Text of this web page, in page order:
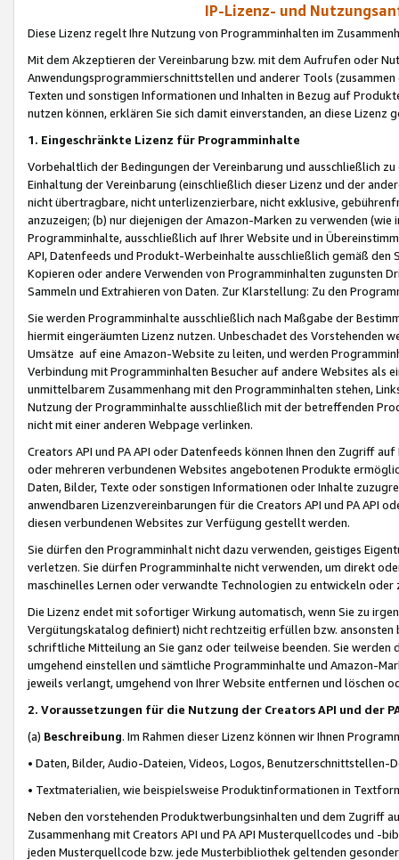
IP-Lizenz- und
Diese Lizenz regelt Ihre Nutzung von Programminhalten im
Mit dem Akzeptieren der Vereinbarung bzw. mit dem Aufrufen oder
Anwendungsprogrammierschnittstellen und anderer Tools (zusammen
Texten und sonstigen Informationen und Inhalten in Bezug auf
nutzen können, erklären Sie sich damit einverstanden, an diese Lizenz
1. Eingeschränkte Lizenz für Programminhalte
Vorbehaltlich der Bedingungen der Vereinbarung und ausschließlich
Einhaltung der Vereinbarung (einschließlich dieser Lizenz und der
nicht übertragbare, nicht unterlizenzierbare, nicht exklusive,
anzuzeigen; (b) nur diejenigen der Amazon-Marken zu verwenden
Programminhalte, ausschließlich auf Ihrer Website und in
API, Datenfeeds und Produkt-Werbeinhalte ausschließlich gemäß
Kopieren oder andere Verwenden von Programminhalten zugunsten
Sammeln und Extrahieren von Daten. Zur Klarstellung: Zu den
Sie werden Programminhalte ausschließlich nach Maßgabe der
hiermit eingeräumten Lizenz nutzen. Unbeschadet des Vorstehenden
Umsätze auf eine Amazon-Website zu leiten, und werden
Verbindung mit Programminhalten Besucher auf andere Websites als
unmittelbarem Zusammenhang mit den Programminhalten stehen,
Nutzung der Programminhalte ausschließlich mit der betreffenden
nicht mit einer anderen Webpage verlinken.
Creators API und PA API oder Datenfeeds können Ihnen den Zugriff
oder mehreren verbundenen Websites angebotenen Produkte
Daten, Bilder, Texte oder sonstigen Informationen oder Inhalte
anwendbaren Lizenzvereinbarungen für die Creators API und PA API
diesen verbundenen Websites zur Verfügung gestellt werden.
Sie dürfen den Programminhalt nicht dazu verwenden, geistiges
verletzen. Sie dürfen Programminhalte nicht verwenden, um direkt
maschinelles Lernen oder verwandte Technologien zu entwickeln
Die Lizenz endet mit sofortiger Wirkung automatisch, wenn Sie zu
Vergütungskatalog definiert) nicht rechtzeitig erfüllen bzw. ansonsten
schriftliche Mitteilung an Sie ganz oder teilweise beenden. Sie werden
umgehend einstellen und sämtliche Programminhalte und Amazon-
jeweils verlangt, umgehend von Ihrer Website entfernen und löschen
2. Voraussetzungen für die Nutzung der Creators API und der
(a) Beschreibung. Im Rahmen dieser Lizenz können wir Ihnen
• Daten, Bilder, Audio-Dateien, Videos, Logos, Benutzerschnittstellen-
• Textmaterialien, wie beispielsweise Produktinformationen in
Neben den vorstehenden Produktwerbungsinhalten und dem Zugriff
Zusammenhang mit Creators API und PA API Musterquellcodes und
jeden Musterquellcode bzw. jede Musterbibliothek geltenden